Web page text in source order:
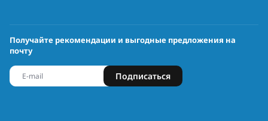
Получайте рекомендации и выгодные предложения на
почту
Подписаться